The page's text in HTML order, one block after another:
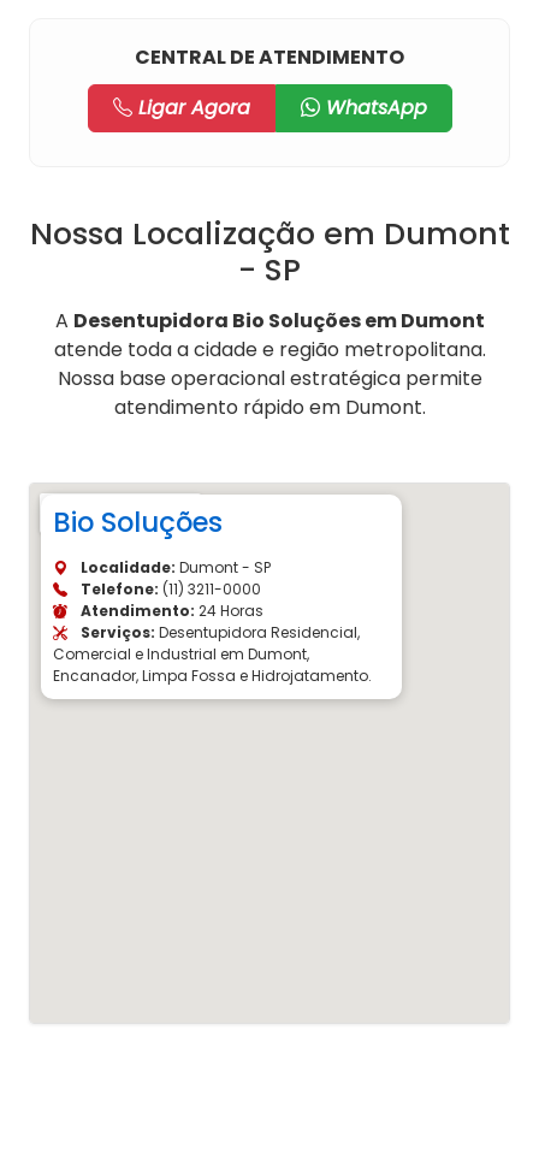
CENTRAL DE ATENDIMENTO
Ligar Agora
WhatsApp
Nossa Localização em Dumont
- SP
A Desentupidora Bio Soluções em Dumont
atende toda a cidade e região metropolitana.
Nossa base operacional estratégica permite
atendimento rápido em Dumont.
Bio Soluções
Localidade: Dumont - SP
Telefone: (11) 3211-0000
Atendimento: 24 Horas
Serviços: Desentupidora Residencial,
Comercial e Industrial em Dumont,
Encanador, Limpa Fossa e Hidrojatamento.